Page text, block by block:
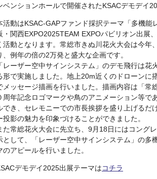
ベンションホールで開催されたKSACデモデイ
活動はKSAC-GAPファンド採択テーマ「多機
・関西EXPO2025TEAM EXPOパビリオン出展
活動となります。常総市きぬ川花火大会は今
、例年の倍の2万発と盛大な企画です。
「レーザー空中サインシステム」のデモ飛行は
形で実施しました。地上20m近くのドローンに
メッセージ描画を行いました。描画内容は「常
周年記念ロゴマークや鳥のアニメーション等
でき、セレモニーでの市長挨拶を盛り上げる
投影の魅力を印象づけることができました。
た常総花火大会に先立ち、9月18日にはコング
として、「レーザー空中サインシステム」の多
のアピールを行いました。
デモデイ2025出展テーマはコチラ